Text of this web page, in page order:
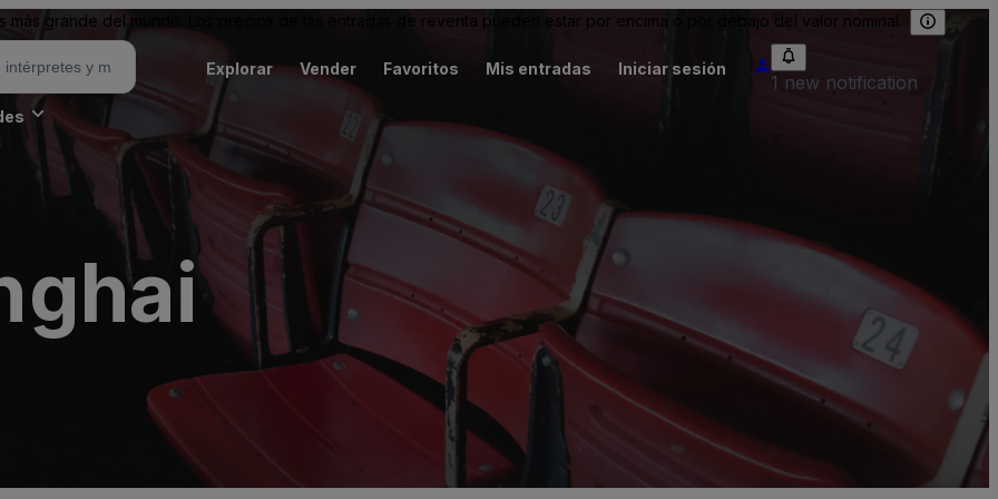
más grande del mundo. Los precios de las entradas de reventa pueden estar por encima o por debajo del valor nominal.
Explorar Vender Favoritos Mis entradas Iniciar sesión
1 new notification